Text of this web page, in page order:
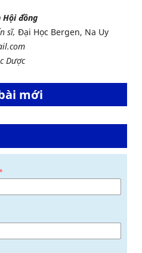
Hội đồng
sĩ, Đại Học Bergen, Na Uy
Dược
mới